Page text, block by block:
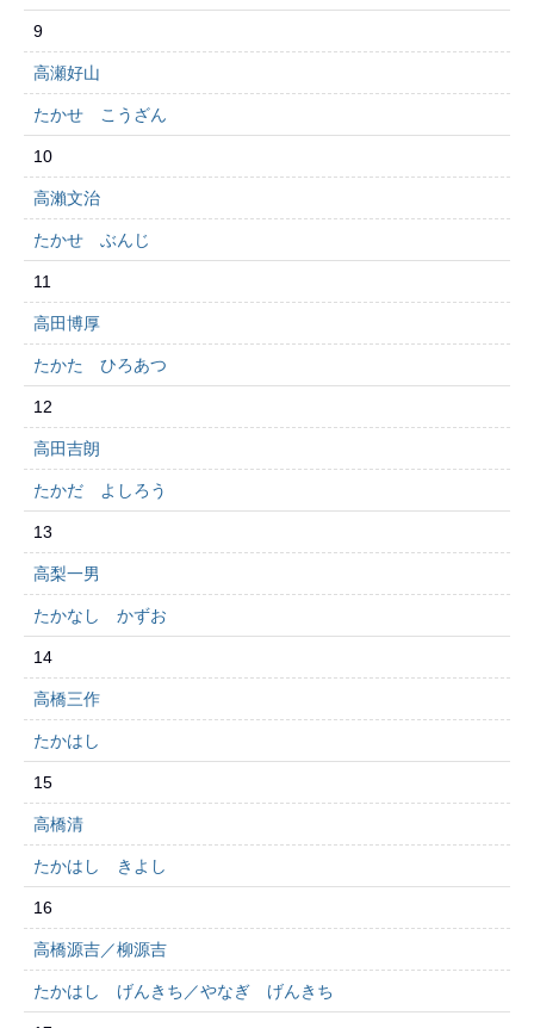
9
高瀬好山
たかせ こうざん
10
高瀨文治
たかせ ぶんじ
11
高田博厚
たかた ひろあつ
12
高田吉朗
たかだ よしろう
13
高梨一男
たかなし かずお
14
高橋三作
たかはし
15
高橋清
たかはし きよし
16
高橋源吉／柳源吉
たかはし げんきち／やなぎ げんきち